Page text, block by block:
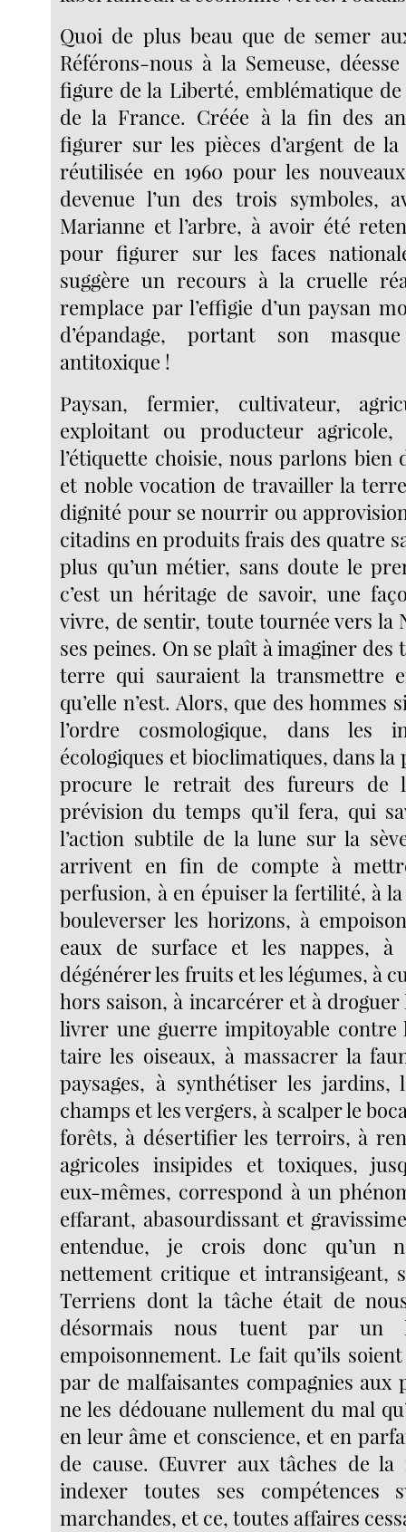
Quoi de plus beau que de semer
Référons-nous à la Semeuse,
figure de la Liberté, emblématique
de la France. Créée à la fin des
figurer sur les pièces d’argent de
réutilisée en 1960 pour les
devenue l’un des trois symboles,
Marianne et l’arbre, à avoir été
pour figurer sur les faces
suggère un recours à la cruelle
remplace par l’effigie d’un paysan
d’épandage, portant son
antitoxique !
Paysan, fermier, cultivateur,
exploitant ou producteur
l’étiquette choisie, nous parlons bien
et noble vocation de travailler la
dignité pour se nourrir ou
citadins en produits frais des quatre
plus qu’un métier, sans doute le
c’est un héritage de savoir, une
vivre, de sentir, toute tournée vers la
ses peines. On se plaît à imaginer des
terre qui sauraient la transmettre
qu’elle n’est. Alors, que des hommes
l’ordre cosmologique, dans les
écologiques et bioclimatiques, dans la
procure le retrait des fureurs de
prévision du temps qu’il fera, qui
l’action subtile de la lune sur la
arrivent en fin de compte à
perfusion, à en épuiser la fertilité, à
bouleverser les horizons, à
eaux de surface et les nappes,
dégénérer les fruits et les légumes, à
hors saison, à incarcérer et à
livrer une guerre impitoyable contre
taire les oiseaux, à massacrer la
paysages, à synthétiser les jardins,
champs et les vergers, à scalper le
forêts, à désertifier les terroirs, à
agricoles insipides et toxiques,
eux-mêmes, correspond à un
effarant, abasourdissant et
entendue, je crois donc qu’un
nettement critique et intransigeant,
Terriens dont la tâche était de
désormais nous tuent par un
empoisonnement. Le fait qu’ils
par de malfaisantes compagnies aux
ne les dédouane nullement du mal
en leur âme et conscience, et en
de cause. Œuvrer aux tâches de la
indexer toutes ses compétences
marchandes, et ce, toutes affaires